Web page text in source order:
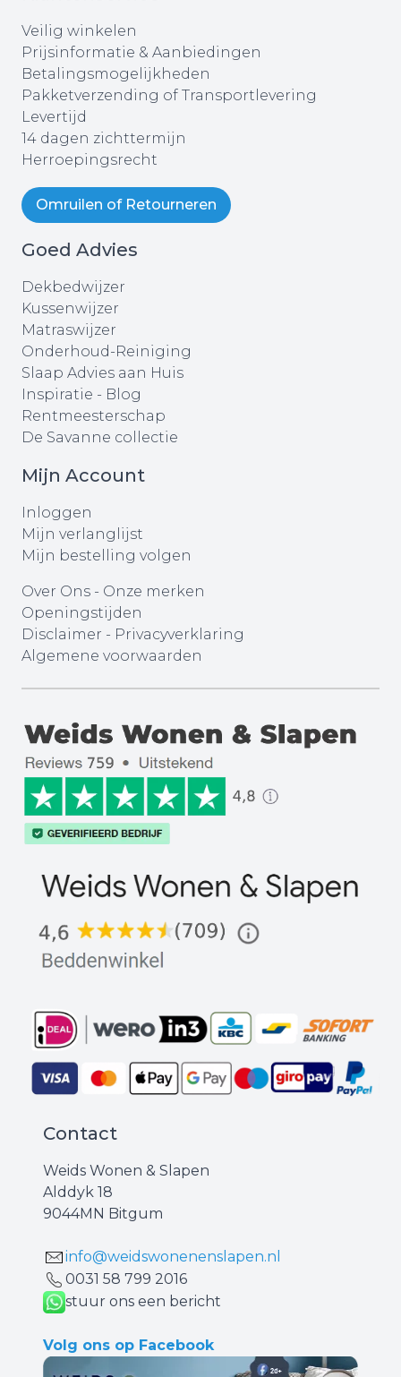
Veilig winkelen
Prijsinformatie & Aanbiedingen
Betalingsmogelijkheden
Pakketverzending of Transportlevering
Levertijd
14 dagen zichttermijn
Herroepingsrecht
Omruilen of Retourneren
Goed Advies
Dekbedwijzer
Kussenwijzer
Matraswijzer
Onderhoud-Reiniging
Slaap Advies aan Huis
Inspiratie - Blog
Rentmeesterschap
De Savanne collectie
Mijn Account
Inloggen
Mijn verlanglijst
Mijn bestelling volgen
Over Ons - Onze merken
Openingstijden
Disclaimer - Privacyverklaring
Algemene voorwaarden
Contact
Weids Wonen & Slapen
Alddyk 18
9044MN Bitgum
info@weidswonenenslapen.nl
0031 ‪58 799 2016‬
stuur ons een bericht
Volg ons op Facebook